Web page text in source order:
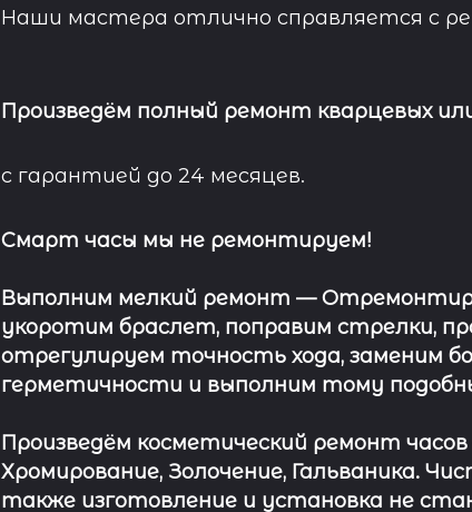
Наши мастера отлично справляется с
Произведём полный ремонт кварцевых
с гарантией до 24 месяцев.
Смарт часы мы не ремонтируем!
Выполним мелкий ремонт —
укоротим браслет, поправим стрелки,
отрегулируем точность хода, заменим
герметичности и выполним тому
Произведём косметический ремонт
Хромирование, Золочение, Гальваника.
также изготовление и установка не